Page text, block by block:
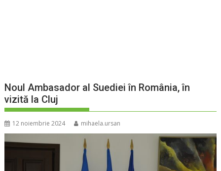
Noul Ambasador al Suediei în România, în
vizită la Cluj
12 noiembrie 2024 mihaela.ursan